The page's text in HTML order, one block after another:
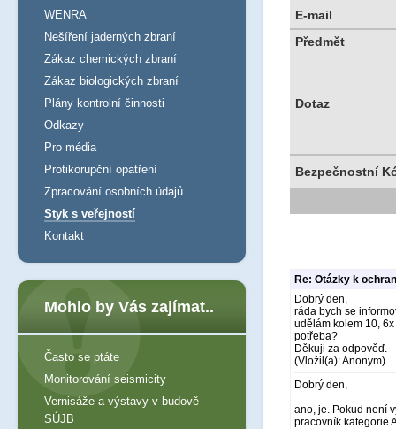
E-mail
Předmět
Dotaz
Bezpečnostní
Re: Otázky k
Dobrý den,
ráda bych se
udělám kolem 10,
potřeba?
Děkuji za odpověď.
(Vložil(a): Anonym)
Dobrý den,
ano, je. Pokud není
pracovník kategorie
WENRA
Nešíření jaderných zbraní
Zákaz chemických zbraní
Zákaz biologických zbraní
Plány kontrolní činnosti
Odkazy
Pro média
Protikorupční opatření
Zpracování osobních údajů
Styk s veřejností
Kontakt
Mohlo by Vás zajímat..
Často se ptáte
Monitorování seismicity
Vernisáže a výstavy v budově
SÚJB